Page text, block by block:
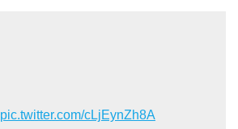
pic.twitter.com/cLjEynZh8A